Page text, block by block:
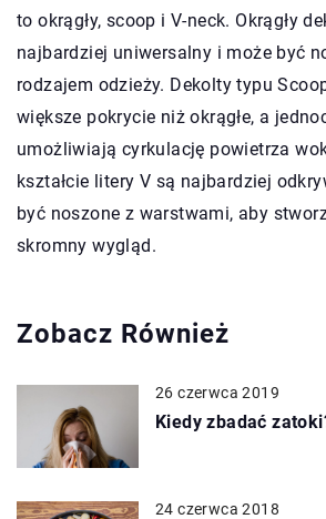
to okrągły, scoop i V-neck. Okrągły
najbardziej uniwersalny i może być
rodzajem odzieży. Dekolty typu
większe pokrycie niż okrągłe, a
umożliwiają cyrkulację powietrza
kształcie litery V są najbardziej
być noszone z warstwami, aby
skromny wygląd.
Zobacz Również
26 czerwca 2019
Kiedy zbadać
24 czerwca 2018